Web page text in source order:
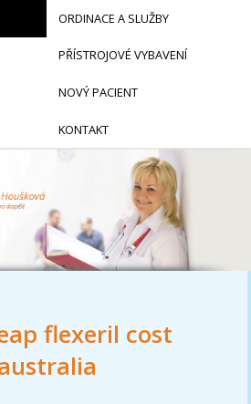
flexeril cost
ORDINACE A SLUŽBY
PŘÍSTROJOVÉ VYBAVENÍ
NOVÝ PACIENT
KONTAKT